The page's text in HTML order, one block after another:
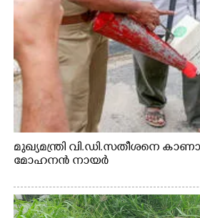
മുഖ്യമന്ത്രി വി.ഡി.സതീശനെ
മോഹനൻ നായർ